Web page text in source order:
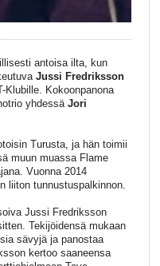
antoisa ilta, kun
Jussi Fredriksson
Klubille. Kokoonpanona
yhdessäJori
Turusta, ja hän toimii
muun muassa Flame
Vuonna 2014
liiton tunnustuspalkinnon.
Jussi Fredriksson
Tekijöidensä mukaan
sävyjä ja panostaa
kertoo saaneensa